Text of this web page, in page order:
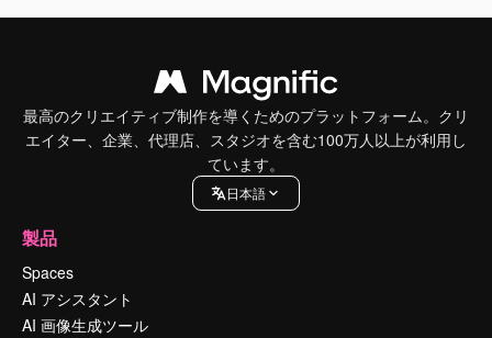
最高のクリエイティブ制作を導くためのプラットフォーム。クリ
エイター、企業、代理店、スタジオを含む100万人以上が利用し
ています。
日本語
製品
Spaces
AI アシスタント
AI 画像生成ツール